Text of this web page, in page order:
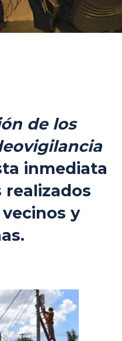
de los
inmediata
realizados
y